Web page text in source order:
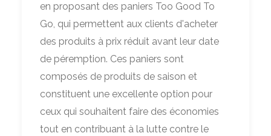
en proposant des paniers Too Good To
Go, qui permettent aux clients d'acheter
des produits à prix réduit avant leur date
de péremption. Ces paniers sont
composés de produits de saison et
constituent une excellente option pour
ceux qui souhaitent faire des économies
tout en contribuant à la lutte contre le